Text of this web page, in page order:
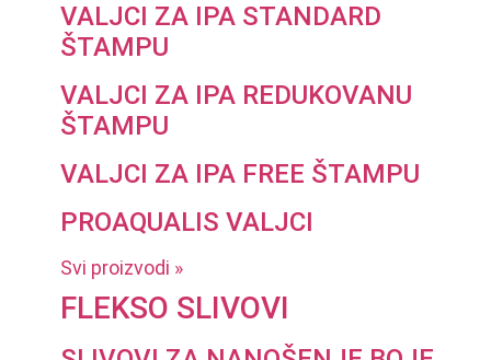
VALJCI ZA IPA STANDARD
ŠTAMPU
VALJCI ZA IPA REDUKOVANU
ŠTAMPU
VALJCI ZA IPA FREE ŠTAMPU
PROAQUALIS VALJCI
Svi proizvodi »
FLEKSO SLIVOVI